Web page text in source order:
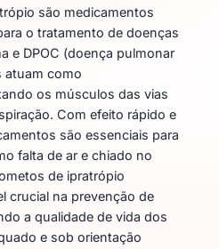
são medicamentos
o tratamento de doenças
e DPOC (doença pulmonar
atuam como
os músculos das vias
Com efeito rápido e
são essenciais para
falta de ar e chiado no
de ipratrópio
crucial na prevenção de
a qualidade de vida dos
e sob orientação